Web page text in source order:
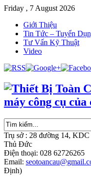
Friday , 7 August 2026
Giới Thiệu
Tin Tức – Tuyển
Tư Vấn Kỹ Thuật
Video
máy công cụ
Trụ sở : 28 đường 14,
Thủ Đức
Điện thoại: 028
Email:
Định)